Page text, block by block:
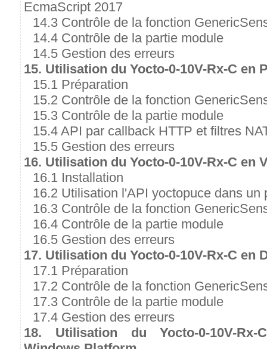
EcmaScript 2017
14.3 Contrôle de la fonction
14.4 Contrôle de la partie module
14.5 Gestion des erreurs
15. Utilisation du Yocto-0-10V-Rx-C en
15.1 Préparation
15.2 Contrôle de la fonction
15.3 Contrôle de la partie module
15.4 API par callback HTTP et filtres
15.5 Gestion des erreurs
16. Utilisation du Yocto-0-10V-Rx-C en
16.1 Installation
16.2 Utilisation l'API yoctopuce dans un
16.3 Contrôle de la fonction
16.4 Contrôle de la partie module
16.5 Gestion des erreurs
17. Utilisation du Yocto-0-10V-Rx-C en
17.1 Préparation
17.2 Contrôle de la fonction
17.3 Contrôle de la partie module
17.4 Gestion des erreurs
18. Utilisation du Yocto-0-10V-